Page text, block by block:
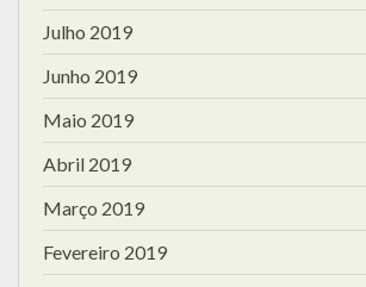
Julho 2019
Junho 2019
Maio 2019
Abril 2019
Março 2019
Fevereiro 2019